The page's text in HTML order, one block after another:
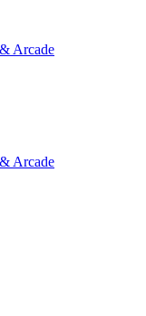
Arcade
Arcade